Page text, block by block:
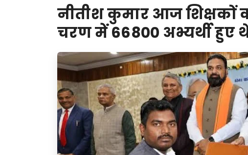
नीतीश कुमार आज शिक्षकों
चरण में 66800 अभ्यर्थी